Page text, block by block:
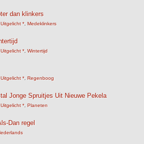
dan klinkers
* Medeklinkers
* Wintertijd
* Regenboog
Jonge Spruitjes Uit Nieuwe Pekela
* Planeten
Dan regel